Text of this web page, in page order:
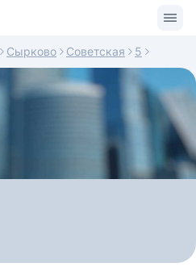
Сырково Советская 5